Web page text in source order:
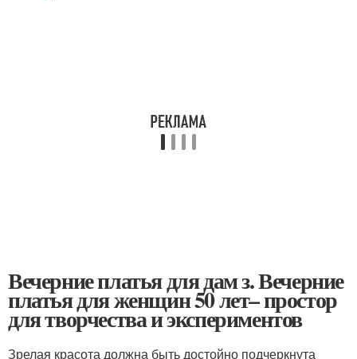
Вечерние платья для дам з. Вечерние
платья для женщин 50 лет– простор
для творчества и экспериментов
Зрелая красота должна быть достойно подчеркнута